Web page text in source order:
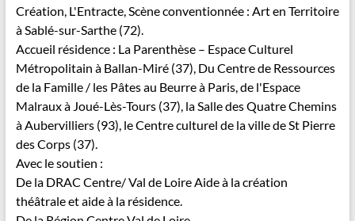
Création, L'Entracte, Scène conventionnée : Art en Territoire
à Sablé-sur-Sarthe (72).
Accueil résidence : La Parenthèse – Espace Culturel
Métropolitain à Ballan-Miré (37), Du Centre de Ressources
de la Famille / les Pâtes au Beurre à Paris, de l'Espace
Malraux à Joué-Lès-Tours (37), la Salle des Quatre Chemins
à Aubervilliers (93), le Centre culturel de la ville de St Pierre
des Corps (37).
Avec le soutien :
De la DRAC Centre/ Val de Loire Aide à la création
théâtrale et aide à la résidence.